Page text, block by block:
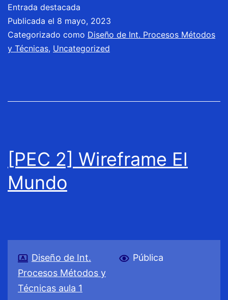
Entrada destacada
Publicada el 8 mayo, 2023
Categorizado como Diseño de Int. Procesos Métodos
y Técnicas, Uncategorized
[PEC 2] Wireframe El
Mundo
Diseño de Int.
Procesos Métodos y
Técnicas aula 1
Pública